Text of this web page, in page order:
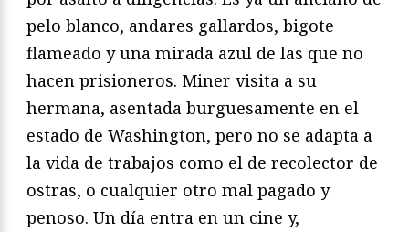
pelo blanco, andares gallardos, bigote
flameado y una mirada azul de las que no
hacen prisioneros. Miner visita a su
hermana, asentada burguesamente en el
estado de Washington, pero no se adapta a
la vida de trabajos como el de recolector de
ostras, o cualquier otro mal pagado y
penoso. Un día entra en un cine y,